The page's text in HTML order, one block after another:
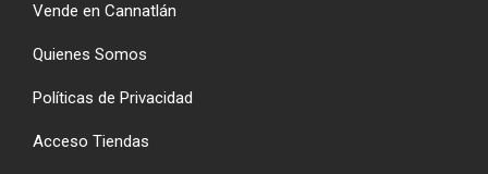
Vende en Cannatlán
Quienes Somos
Políticas de Privacidad
Acceso Tiendas